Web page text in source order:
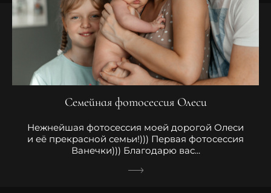
Семейная фотосессия Олеси
Нежнейшая фотосессия моей дорогой Олеси
и её прекрасной семьи!))) Первая фотосессия
Ванечки))) Благодарю вас...